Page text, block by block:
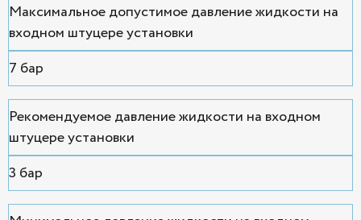
Максимальное допустимое давление жидкости на
входном штуцере установки
7 бар
Рекомендуемое давление жидкости на входном
штуцере установки
3 бар